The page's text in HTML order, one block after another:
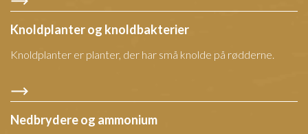
Knoldplanter og knoldbakterier
Knoldplanter er planter, der har små knolde på rødderne.
Nedbrydere og ammonium